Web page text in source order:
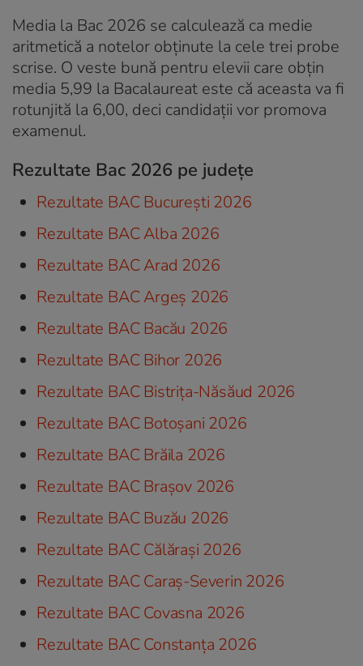
Media la Bac 2026 se calculează ca medie
aritmetică a notelor obținute la cele trei probe
scrise. O veste bună pentru elevii care obțin
media 5,99 la Bacalaureat este că aceasta va fi
rotunjită la 6,00, deci candidații vor promova
examenul.
Rezultate Bac 2026 pe județe
Rezultate BAC București 2026
Rezultate BAC Alba 2026
Rezultate BAC Arad 2026
Rezultate BAC Argeș 2026
Rezultate BAC Bacău 2026
Rezultate BAC Bihor 2026
Rezultate BAC Bistrița-Năsăud 2026
Rezultate BAC Botoșani 2026
Rezultate BAC Brăila 2026
Rezultate BAC Brașov 2026
Rezultate BAC Buzău 2026
Rezultate BAC Călărași 2026
Rezultate BAC Caraș-Severin 2026
Rezultate BAC Covasna 2026
Rezultate BAC Constanța 2026